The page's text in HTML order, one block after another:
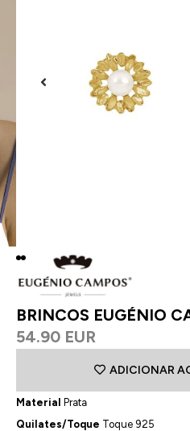
BRINCOS EUGÉNIO
54.90 EUR
ADICIONAR
Material Prata
Quilates/Toque Toque 925